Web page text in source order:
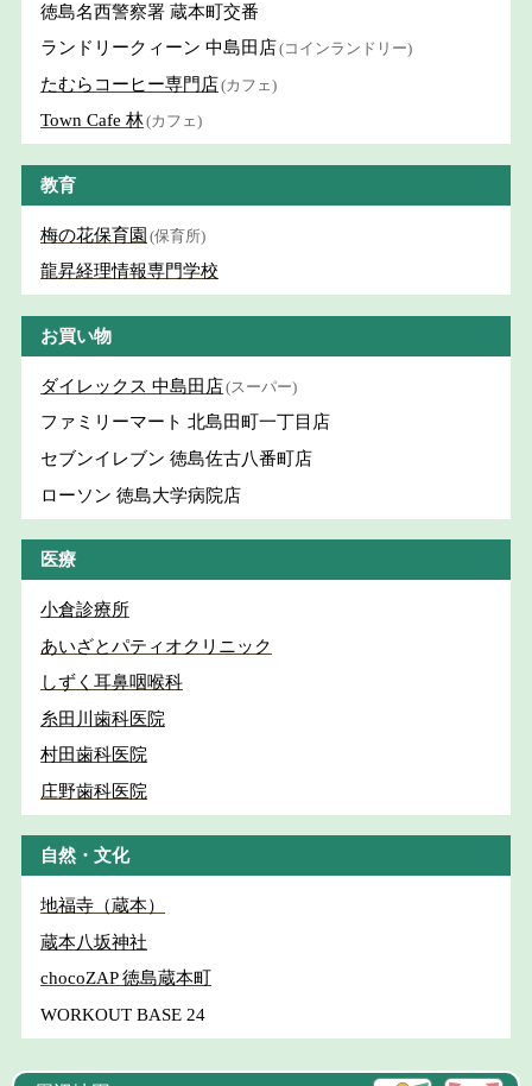
徳島名西警察署 蔵本町交番
ランドリークィーン 中島田店(コインランドリー)
たむらコーヒー専門店(カフェ)
Town Cafe 林(カフェ)
教育
梅の花保育園 (保育所)
龍昇経理情報専門学校
お買い物
ダイレックス 中島田店(スーパー)
ファミリーマート 北島田町一丁目店
セブンイレブン 徳島佐古八番町店
ローソン 徳島大学病院店
医療
小倉診療所
あいざとパティオクリニック
しずく耳鼻咽喉科
糸田川歯科医院
村田歯科医院
庄野歯科医院
自然・文化
地福寺（蔵本）
蔵本八坂神社
chocoZAP 徳島蔵本町
WORKOUT BASE 24